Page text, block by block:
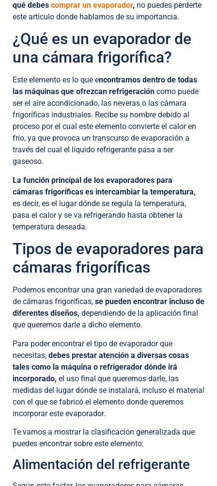
qué debes comprar un evaporador, no puedes perderte
este artículo donde hablamos de su importancia.
¿Qué es un evaporador de
una cámara frigorífica?
Este elemento es lo que encontramos dentro de todas
las máquinas que ofrezcan refrigeración como puede
ser el aire acondicionado, las neveras o las cámara
frigoríficas industriales. Recibe su nombre debido al
proceso por el cual este elemento convierte el calor en
frío, ya que provoca un transcurso de evaporación a
través del cual el líquido refrigerante pasa a ser
gaseoso.
La función principal de los evaporadores para
cámaras frigoríficas es intercambiar la temperatura,
es decir, es el lugar dónde se regula la temperatura,
pasa el calor y se va refrigerando hasta obtener la
temperatura deseada.
Tipos de evaporadores para
cámaras frigoríficas
Podemos encontrar una gran variedad de evaporadores
de cámaras frigoríficas, se pueden encontrar incluso de
diferentes diseños, dependiendo de la aplicación final
que queremos darle a dicho elemento.
Para poder encontrar el tipo de evaporador que
necesitas, debes prestar atención a diversas cosas
tales como la máquina o refrigerador dónde irá
incorporado, el uso final que queremos darle, las
medidas del lugar dónde se instalará, incluso el material
con el que se fabricó el elemento donde queremos
incorporar este evaporador.
Te vamos a mostrar la clasificación generalizada que
puedes encontrar sobre este elemento:
Alimentación del refrigerante